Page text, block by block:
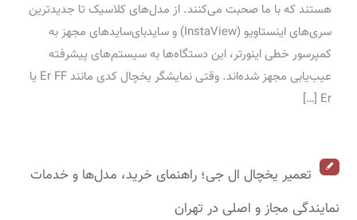
هستند که با ما صحبت می‌کنند. از مدل‌های کلاسیک تا جدیدترین
سری‌های اینستاویو (InstaView) و ساید‌بای‌سایدهای مجهز به
کمپرسور خطی اینورتر، این دستگاه‌ها به سیستم‌های پیشرفته
عیب‌یابی مجهز شده‌اند. وقتی نمایشگر یخچال کدی مانند Er FF یا
Er […]
تعمیر یخچال ال جی؛ راهنمای خرید، مدل‌ها و خدمات
نمایندگی مجاز و اصلی در تهران